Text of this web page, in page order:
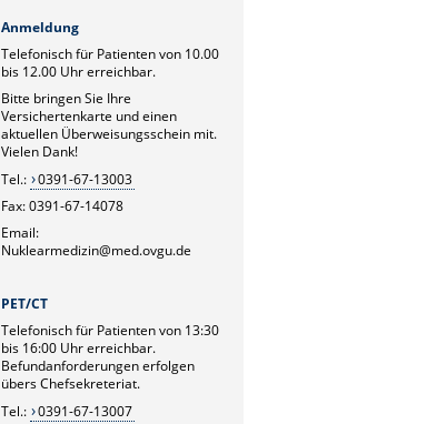
Anmeldung
Telefonisch für Patienten von 10.00
bis 12.00 Uhr erreichbar.
Bitte bringen Sie Ihre
Versichertenkarte und einen
aktuellen Überweisungsschein mit.
Vielen Dank!
Tel.: 0391-67-13003
Fax: 0391-67-14078
Email:
Nuklearmedizin@med.ovgu.de
PET/CT
Telefonisch für Patienten von 13:30
bis 16:00 Uhr erreichbar.
Befundanforderungen erfolgen
übers Chefsekreteriat.
Tel.: 0391-67-13007